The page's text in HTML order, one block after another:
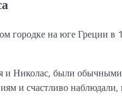
городке на юге Греции
Николас, были обычными
и счастливо наблюдали,